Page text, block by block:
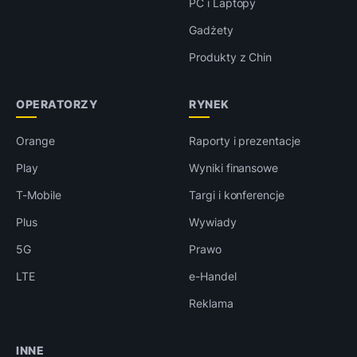
PC i Laptopy
Gadżety
Produkty z Chin
OPERATORZY
Orange
Play
T-Mobile
Plus
5G
LTE
RYNEK
Raporty i prezentacje
Wyniki finansowe
Targi i konferencje
Wywiady
Prawo
e-Handel
Reklama
INNE